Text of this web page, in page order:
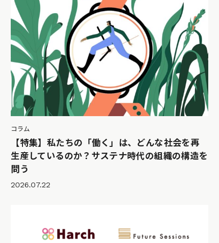
コラム
【特集】私たちの「働く」は、どんな社会を再
生産しているのか？サステナ時代の組織の構造を
問う
2026.07.22